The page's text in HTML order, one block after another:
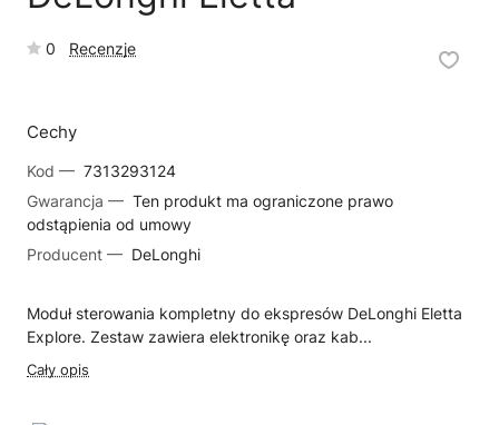
0 Recenzje
Cechy
Kod — 7313293124
Gwarancja — Ten produkt ma ograniczone prawo
odstąpienia od umowy
Producent — DeLonghi
Moduł sterowania kompletny do ekspresów DeLonghi Eletta
Explore. Zestaw zawiera elektronikę oraz kab...
Cały opis